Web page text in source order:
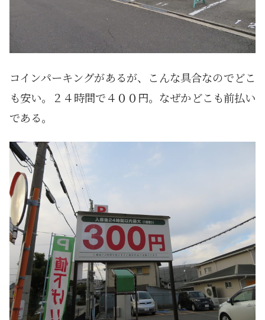
コインパーキングがあるが、こんな具合なのでどこ
も安い。２４時間で４００円。なぜかどこも前払い
である。